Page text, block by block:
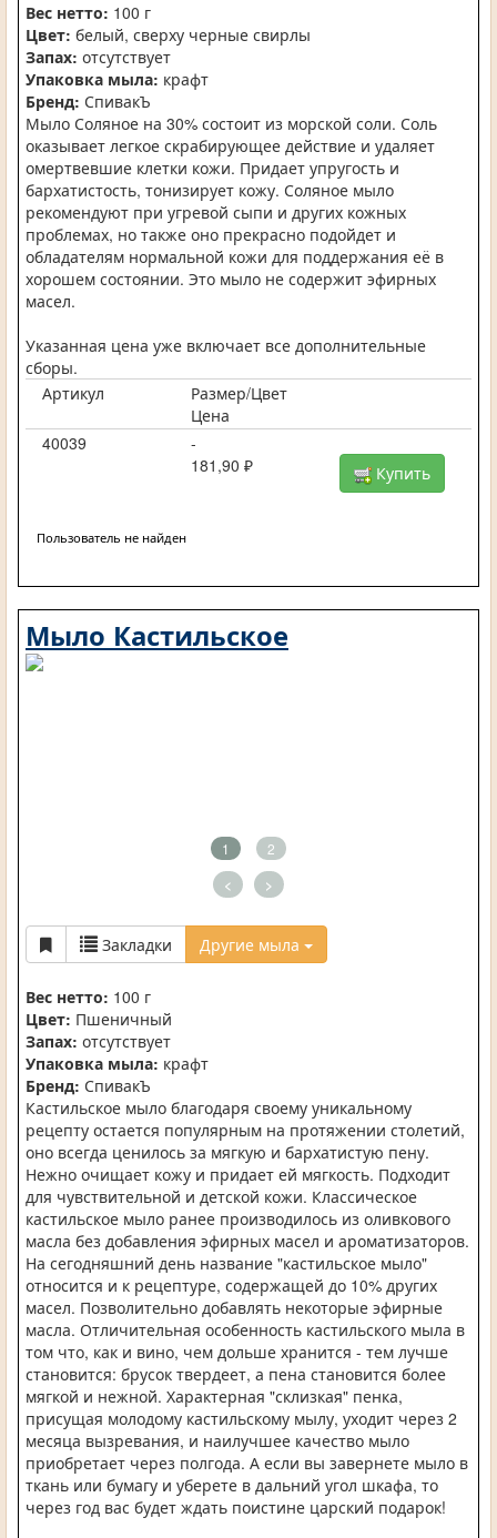
Вес нетто: 100 г
Цвет: белый, сверху черные свирлы
Запах: отсутствует
Упаковка мыла: крафт
Бренд: СпивакЪ
Мыло Соляное на 30% состоит из морской соли. Соль
оказывает легкое скрабирующее действие и удаляет
омертвевшие клетки кожи. Придает упругость и
бархатистость, тонизирует кожу. Соляное мыло
рекомендуют при угревой сыпи и других кожных
проблемах, но также оно прекрасно подойдет и
обладателям нормальной кожи для поддержания её в
хорошем состоянии. Это мыло не содержит эфирных
масел.
Указанная цена уже включает все дополнительные
сборы.
Артикул
Размер/Цвет
Цена
40039
-
181,90 ₽
Купить
Пользователь не найден
Мыло Кастильское
1 2
< >
Закладки Другие мыла
Вес нетто: 100 г
Цвет: Пшеничный
Запах: отсутствует
Упаковка мыла: крафт
Бренд: СпивакЪ
Кастильское мыло благодаря своему уникальному
рецепту остается популярным на протяжении столетий,
оно всегда ценилось за мягкую и бархатистую пену.
Нежно очищает кожу и придает ей мягкость. Подходит
для чувствительной и детской кожи. Классическое
кастильское мыло ранее производилось из оливкового
масла без добавления эфирных масел и ароматизаторов.
На сегодняшний день название "кастильское мыло"
относится и к рецептуре, содержащей до 10% других
масел. Позволительно добавлять некоторые эфирные
масла. Отличительная особенность кастильского мыла в
том что, как и вино, чем дольше хранится - тем лучше
становится: брусок твердеет, а пена становится более
мягкой и нежной. Характерная "склизкая" пенка,
присущая молодому кастильскому мылу, уходит через 2
месяца вызревания, и наилучшее качество мыло
приобретает через полгода. А если вы завернете мыло в
ткань или бумагу и уберете в дальний угол шкафа, то
через год вас будет ждать поистине царский подарок!